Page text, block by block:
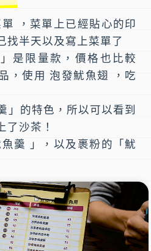
，菜單上已經貼心的印
找半天以及寫上菜單了
是限量款，價格也比較
，使用 泡發魷魚翅 ，吃
」的特色，所以可以看到
了沙茶！
羹 」，以及裹粉的「魷